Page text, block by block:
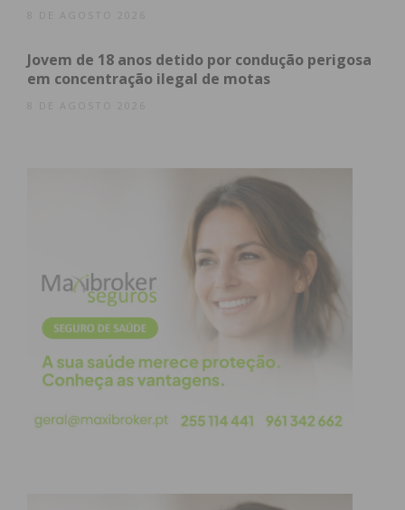
“comuns, legais e totalmente transparentes, sem
qualquer irregularidade”, ao contrário daquilo que
a oposição quis fazer, numa “tentativa de
pelo líder do Partido Socialista”. “Nos 50 anos de
democracia, nunca se viu coisa tão absolutamente
extraordinária”, referiu, convidando os jornalistas a
deslocarem-se ao Ecocentro, onde estes se
encontram para serem triados pelos técnicos do
arquivo.
Debruçando sobre as questões levantadas sobre
os contratos e a mobilidade interna, assunto que
disse foi tratado pela oposição “com uma grande
ligeireza, inclusive, ofendendo pessoas concretas,
de Penafiel assegurou que a política de mobilidade
8 DE AGOSTO 2026
Jovem de 18 anos detido por condução perigosa
em concentração ilegal de motas
8 DE AGOSTO 2026